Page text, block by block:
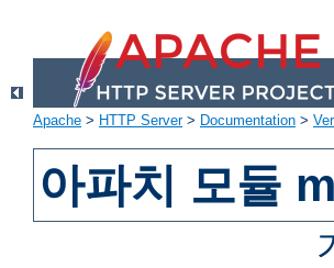
Apache > HTTP Server> Documentation >
아파치 모듈